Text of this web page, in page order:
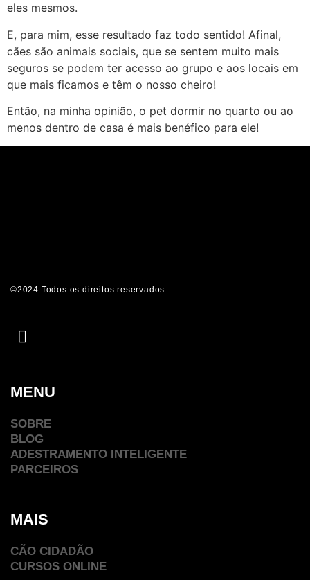
eles mesmos.
E, para mim, esse resultado faz todo sentido! Afinal,
cães são animais sociais, que se sentem muito mais
seguros se podem ter acesso ao grupo e aos locais em
que mais ficamos e têm o nosso cheiro!
Então, na minha opinião, o pet dormir no quarto ou ao
menos dentro de casa é mais benéfico para ele!
©2024 Todos os direitos reservados.
MENU
SOBRE
BLOG
ADESTRAMENTO INTELIGENTE
PARCEIROS
MAIS
CÃO CIDADÃO
CURSOS ONLINE